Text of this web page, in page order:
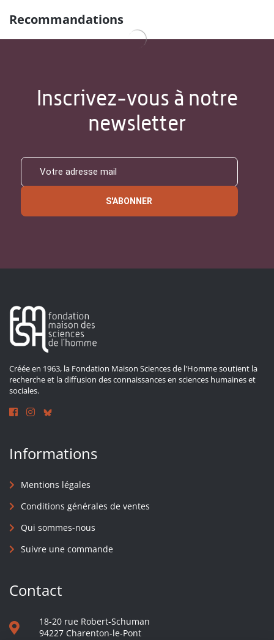
Recommandations
Inscrivez-vous à notre
newsletter
S'ABONNER
Créée en 1963, la Fondation Maison Sciences de l'Homme soutient la
recherche et la diffusion des connaissances en sciences humaines et
sociales.
Informations
Mentions légales
Conditions générales de ventes
Qui sommes-nous
Suivre une commande
Contact
18-20 rue Robert-Schuman
94227 Charenton-le-Pont